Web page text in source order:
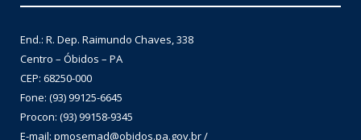
End.: R. Dep. Raimundo Chaves, 338
Centro – Óbidos – PA
CEP: 68250-000
Fone: (93) 99125-6645
Procon: (93) 99158-9345
E-mail: pmosemad@obidos.pa.gov.br /